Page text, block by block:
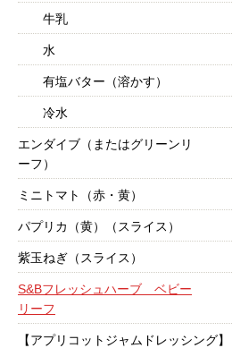
牛乳
水
有塩バター（溶かす）
冷水
エンダイブ（またはグリーンリ
ーフ）
ミニトマト（赤・黄）
パプリカ（黄）（スライス）
紫玉ねぎ（スライス）
S&Bフレッシュハーブ ベビー
リーフ
【アプリコットジャムドレッシング】